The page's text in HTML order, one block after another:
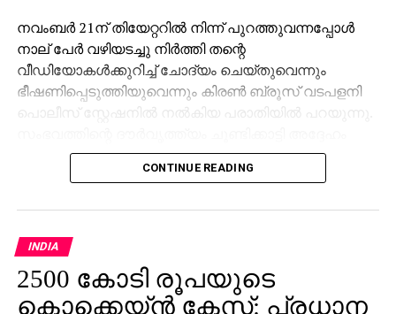
നവംബര്‍ 21ന് തിയേറ്ററില്‍ നിന്ന് പുറത്തുവന്നപ്പോള്‍
നാല് പേര്‍ വഴിയടച്ചു നിര്‍ത്തി തന്റെ
വീഡിയോകള്‍ക്കുറിച്ച് ചോദ്യം ചെയ്തുവെന്നും
ഭീഷണിപ്പെടുത്തിയുവെന്നും കിരണ്‍ ബ്രൂസ് വടപളനി
പൊലീസ് സ്റ്റേഷനില്‍ നല്‍കിയ പരാതിയില്‍ പറയുന്നു.
കേസ് രജിസ്റ്റര്‍ ചെയ്തതിനെ തുടര്‍ന്ന് അന്വേഷണം
ബാലകൃഷ്ണന്‍, ധനുഷ്, അശോക്, പാര്‍ത്തസാരഥി എന്നീ
നാല് ടി.വി.കെ പ്രവര്‍ത്തകരെയാണ് പൊലീസ് അറസ്റ്റ്
ചെയ്തത്. ഭാരതീയ ന്യായസംഹിത പ്രകാരം
ആക്രമണം, പരിക്കേല്‍പ്പിക്കല്‍, ഭീഷണിപ്പെടുത്തല്‍,
അസഭ്യം പറയല്‍, ക്രമസമാധാനം ലംഘിക്കല്‍
CONTINUE READING
INDIA
2500 കോടി രൂപയുടെ
കൊക്കെയ്ന്‍ കേസ്: പ്രധാന